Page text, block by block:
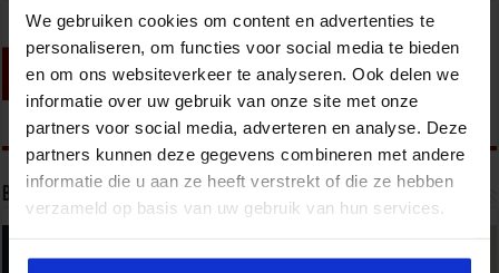
We gebruiken cookies om content en advertenties te
personaliseren, om functies voor social media te bieden
en om ons websiteverkeer te analyseren. Ook delen we
informatie over uw gebruik van onze site met onze
partners voor social media, adverteren en analyse. Deze
partners kunnen deze gegevens combineren met andere
informatie die u aan ze heeft verstrekt of die ze hebben
verzameld op basis van uw gebruik van hun services.
Bekijk onze opleidingen